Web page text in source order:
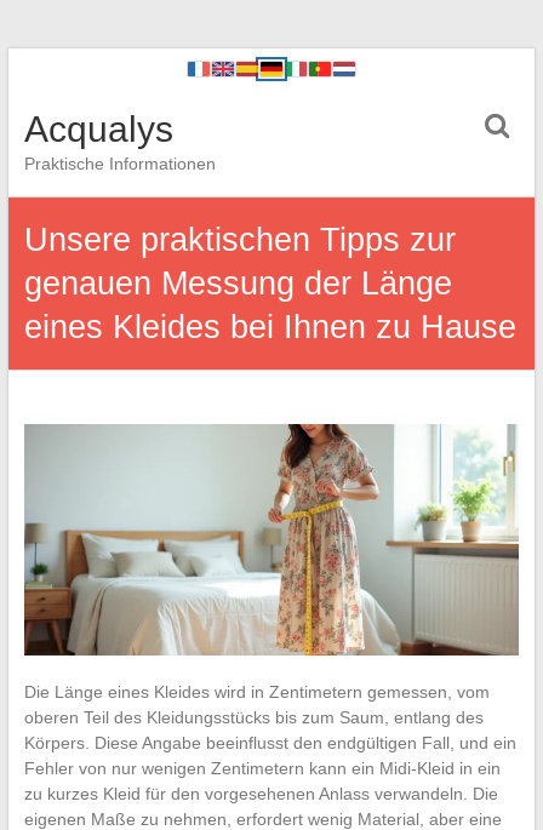
Acqualys
Praktische Informationen
Unsere praktischen Tipps zur
genauen Messung der Länge
eines Kleides bei Ihnen zu Hause
Die Länge eines Kleides wird in Zentimetern gemessen, vom
oberen Teil des Kleidungsstücks bis zum Saum, entlang des
Körpers. Diese Angabe beeinflusst den endgültigen Fall, und ein
Fehler von nur wenigen Zentimetern kann ein Midi-Kleid in ein
zu kurzes Kleid für den vorgesehenen Anlass verwandeln. Die
eigenen Maße zu nehmen, erfordert wenig Material, aber eine